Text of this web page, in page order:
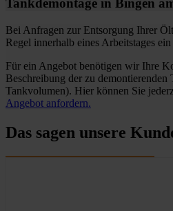
Tankdemontage in Bingen
Bei Anfragen zur Entsorgung Ihrer
Regel innerhalb eines Arbeitstages
Für ein Angebot benötigen wir Ihre
Beschreibung der zu demontierenden
Tankvolumen). Hier können Sie
Angebot anfordern.
Das sagen unsere